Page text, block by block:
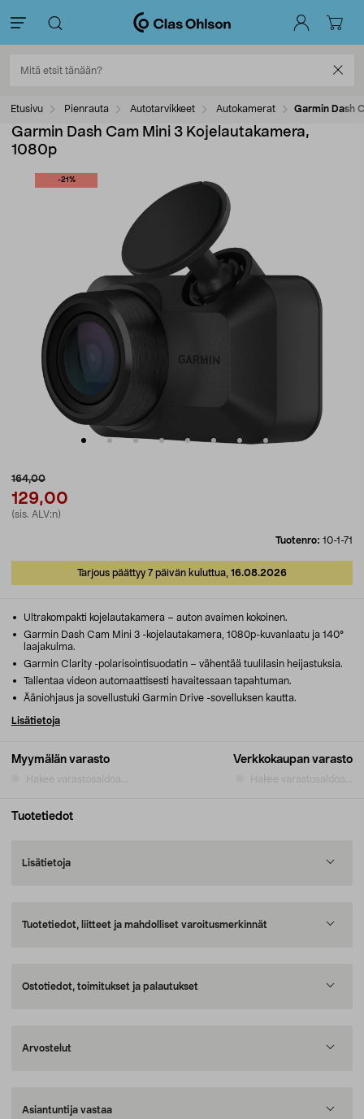
Etusivu Pienrauta Autotarvikkeet Autokamerat Garmin Dash
Garmin Dash Cam Mini 3 Kojelautakamera,
1080p
-21%
164,00
129,00
(sis. ALV:n)
Tuotenro: 10-1-71
Tarjous päättyy 7 päivän kuluttua, 16.08.2026
Myymälän varasto
Hakee varastosaldoa...
Verkkokaupan varasto
Hakee varastosaldoa...
Ultrakompakti kojelautakamera – auton avaimen kokoinen.
Garmin Dash Cam Mini 3 -kojelautakamera, 1080p-kuvanlaatu ja 140°
laajakulma.
Garmin Clarity -polarisointisuodatin – vähentää tuulilasin heijastuksia.
Tallentaa videon automaattisesti havaitessaan tapahtuman.
Ääniohjaus ja sovellustuki Garmin Drive -sovelluksen kautta.
Lisätietoja
Tuotetiedot
Lisätietoja
Tuotetiedot, liitteet ja mahdolliset varoitusmerkinnät
Ostotiedot, toimitukset ja palautukset
Arvostelut
Asiantuntija vastaa